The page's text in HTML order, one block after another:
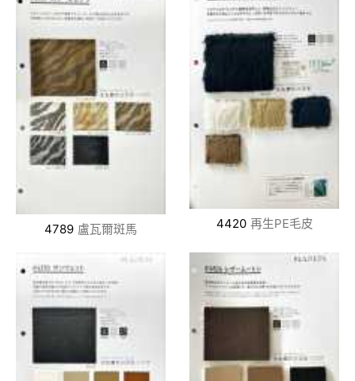
4789 盧瓦爾斑馬 4420 再生PE毛皮